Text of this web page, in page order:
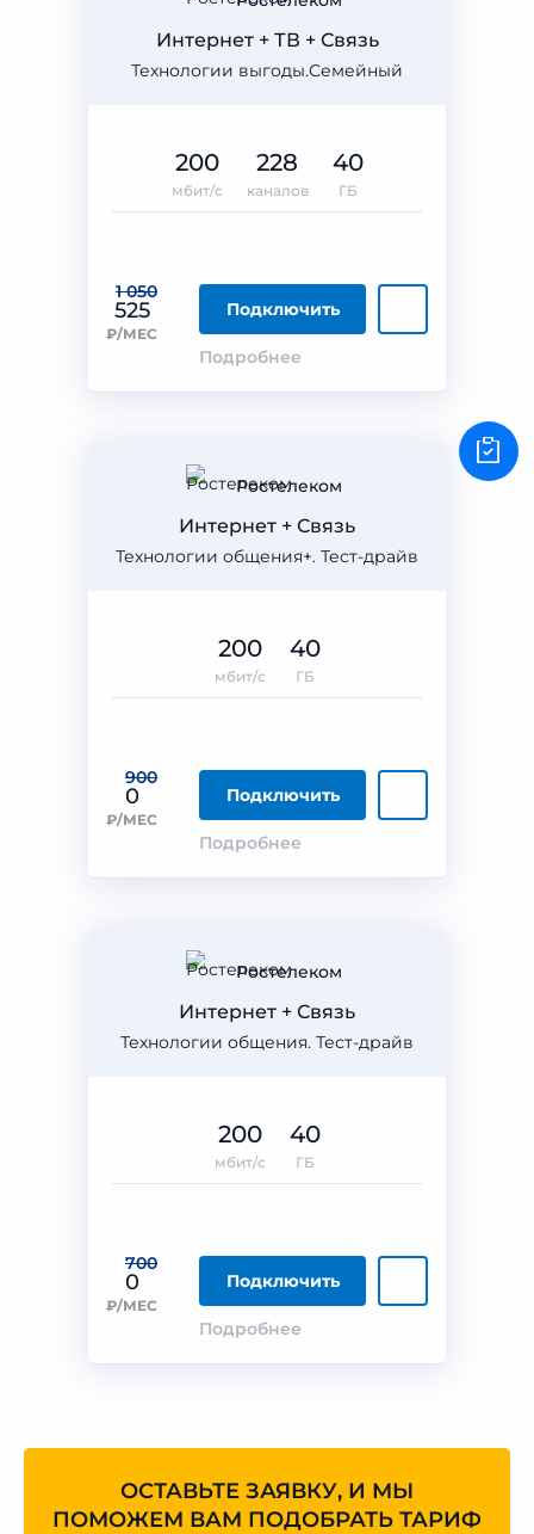
Технологии выгоды.Семейный
Интернет + ТВ + Связь
1 050
525
₽/МЕС
Подключить
Подробнее
200
мбит/с
228
каналов
40
ГБ
Ростелеком
Технологии общения+. Тест-драйв
Интернет + Связь
900
0
₽/МЕС
Подключить
Подробнее
200
мбит/с
40
ГБ
Ростелеком
Технологии общения. Тест-драйв
Интернет + Связь
700
0
₽/МЕС
Подключить
Подробнее
200
мбит/с
40
ГБ
ОСТАВЬТЕ ЗАЯВКУ, И МЫ
ПОМОЖЕМ ВАМ ПОДОБРАТЬ ТАРИФ